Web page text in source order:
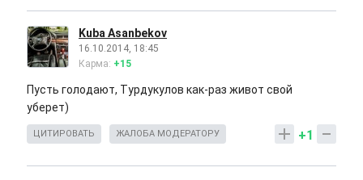
Kuba Asanbekov
16.10.2014, 18:45
Карма: +15
Пусть голодают, Турдукулов как-раз живот свой
уберет)
+1
ЦИТИРОВАТЬ ЖАЛОБА МОДЕРАТОРУ